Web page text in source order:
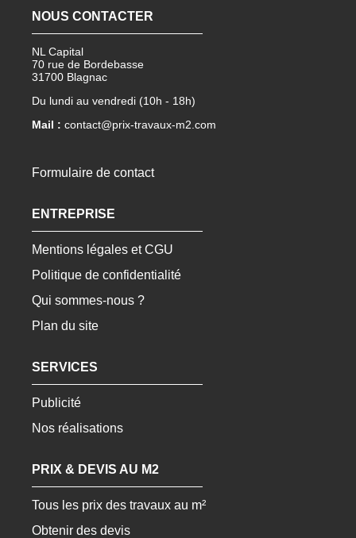
NOUS CONTACTER
NL Capital
70 rue de Bordebasse
31700 Blagnac
Du lundi au vendredi (10h - 18h)
Mail : contact@prix-travaux-m2.com
Formulaire de contact
ENTREPRISE
Mentions légales et CGU
Politique de confidentialité
Qui sommes-nous ?
Plan du site
SERVICES
Publicité
Nos réalisations
PRIX & DEVIS AU M2
Tous les prix des travaux au m²
Obtenir des devis